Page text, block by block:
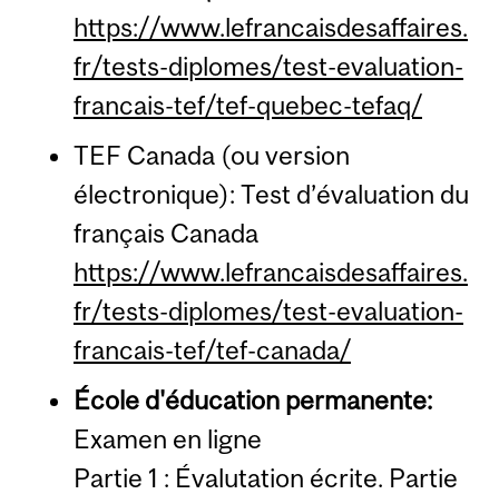
https://www.lefrancaisdesaffaires.
fr/tests-diplomes/test-evaluation-
francais-tef/tef-quebec-tefaq/
TEF Canada (ou version
électronique): Test d’évaluation du
français Canada
https://www.lefrancaisdesaffaires.
fr/tests-diplomes/test-evaluation-
francais-tef/tef-canada/
École d'éducation permanente:
Examen en ligne
Partie 1 : Évalutation écrite. Partie